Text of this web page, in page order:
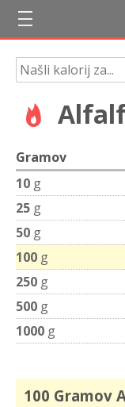
Gramov
10 g
25 g
50 g
100 g
250 g
500 g
1000 g
100 Gramov